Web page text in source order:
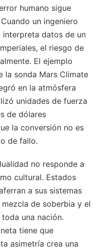
humano sigue
un ingeniero
datos de un
el riesgo de
El ejemplo
la sonda Mars Climate
en la atmósfera
unidades de fuerza
de dólares
la conversión no es
de fallo.
no responde a
cultural. Estados
a sus sistemas
de soberbia y el
una nación.
tiene que
asimetría crea una